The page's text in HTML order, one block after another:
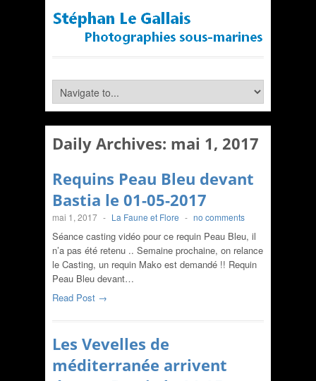
Daily Archives: mai 1, 2017
Requins Peau Bleu devant
Bastia le 01-05-2017
mai 1, 2017 - La Faune et Flore - no comments
Séance casting vidéo pour ce requin Peau Bleu, il
n’a pas été retenu .. Semaine prochaine, on relance
le Casting, un requin Mako est demandé !! Requin
Peau Bleu devant…
Read Post →
Les Vevelles de
méditerranée arrivent